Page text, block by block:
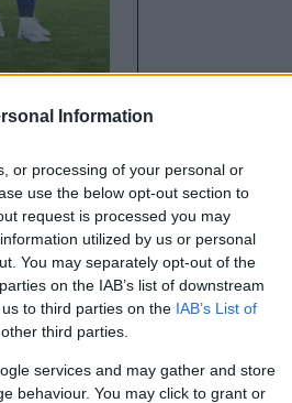
Information
or processing of your personal or
use the below opt-out section to
request is processed you may
utilized by us or personal
You may separately opt-out of the
on the IAB’s list of downstream
to third parties on the IAB’s List of
third parties.
services and may gather and store
behaviour. You may click to grant or
nipones? A
intención
global.
de la
de